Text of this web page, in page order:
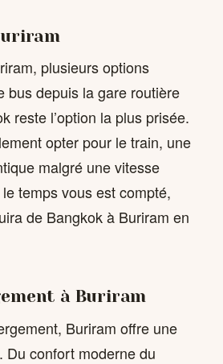
plusieurs options
bus depuis la gare routière
reste l’option la plus prisée.
opter pour le train, une
malgré une vitesse
temps vous est compté,
de Bangkok à Buriram en
à Buriram
Buriram offre une
Du confort moderne du